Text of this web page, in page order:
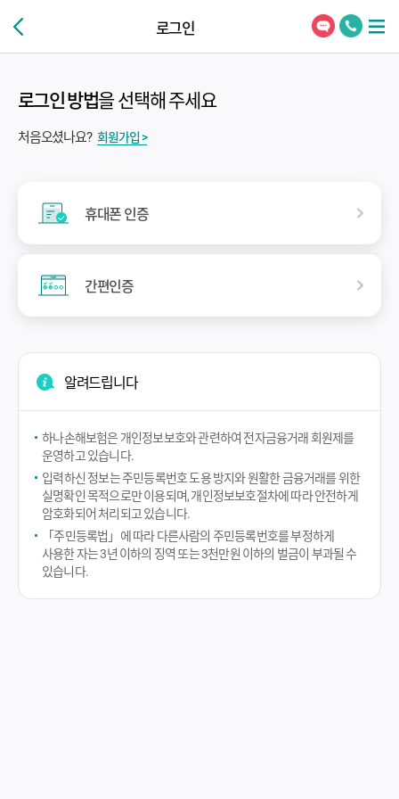
로그인
로그인 방법을 선택해 주세요
처음오셨나요? 회원가입 >
휴대폰 인증
간편인증
알려드립니다
하나손해보험은 개인정보보호와 관련하여 전자금융거래 회원제를
운영하고 있습니다.
입력하신 정보는 주민등록번호 도용 방지와 원활한 금융거래를 위한
실명확인 목적으로만 이용되며, 개인정보보호절차에 따라 안전하게
암호화되어 처리되고 있습니다.
「주민등록법」에 따라 다른사람의 주민등록번호를 부정하게
사용한 자는 3년 이하의 징역 또는 3천만원 이하의 벌금이 부과될 수
있습니다.